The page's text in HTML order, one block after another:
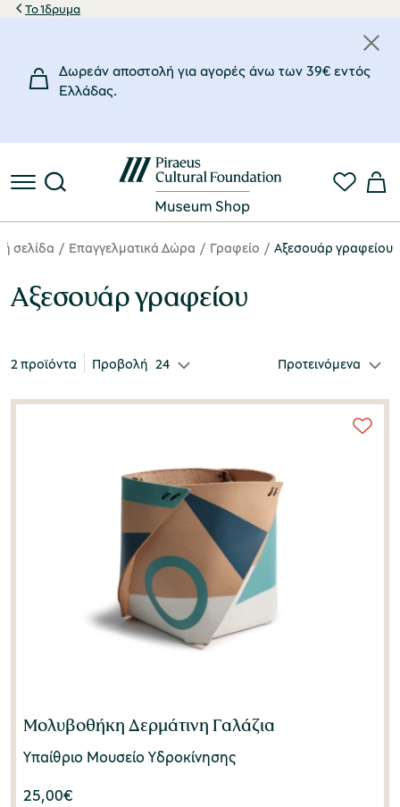
Το Ίδρυμα
Δωρεάν αποστολή για αγορές άνω των 39€ εντός
Eλλάδας.
σελίδα Επαγγελματικά Δώρα Γραφείο Αξεσουάρ γραφείου
Αξεσουάρ γραφείου
Γραφείο (2)
€
Δέρμα (1)
Μουσείο Μαρμαροτεχνίας
Γαΐτης Γιώργος
2 προϊόντα Προβολή 24 Προτεινόμενα
Μολυβοθήκη Δερμάτινη Γαλάζια
Υπαίθριο Μουσείο Υδροκίνησης
25,00€